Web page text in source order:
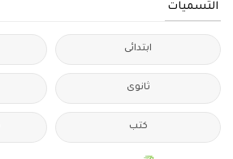
التسميات
ابتدائى
ثانوى
كتب